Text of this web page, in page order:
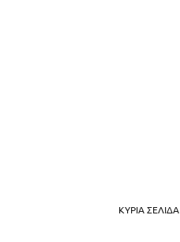
ΚΎΡΙΑ ΣΕΛΊΔΑ